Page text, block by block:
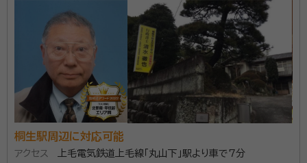
桐生駅周辺に対応可能
アクセス
上毛電気鉄道上毛線「丸山下」駅より車で7分